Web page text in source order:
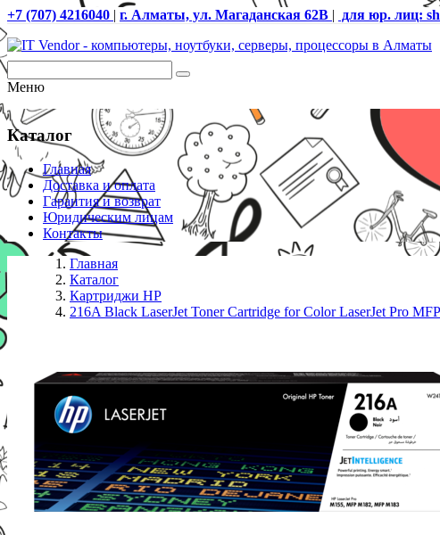
+7 (707) 4216040 | г. Алматы, ул. Магаданская 62В | для юр. лиц:
Меню
Каталог
Главная
Доставка и оплата
Гарантия и возврат
Юридическим лицам
Контакты
Главная
Каталог
Картриджи HP
216A Black LaserJet Toner Cartridge for Color LaserJet Pro